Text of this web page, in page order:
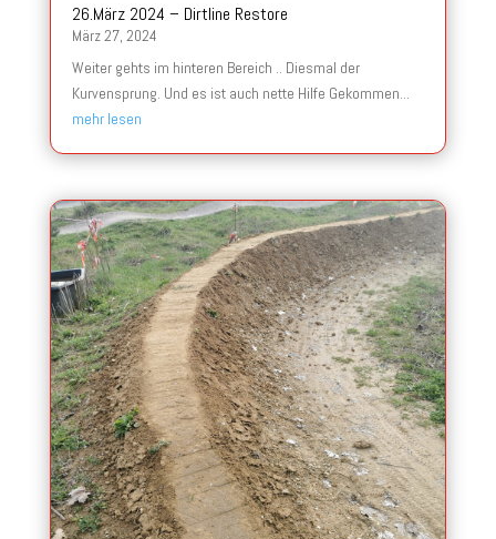
26.März 2024 – Dirtline Restore
März 27, 2024
Weiter gehts im hinteren Bereich .. Diesmal der
Kurvensprung. Und es ist auch nette Hilfe Gekommen...
mehr lesen